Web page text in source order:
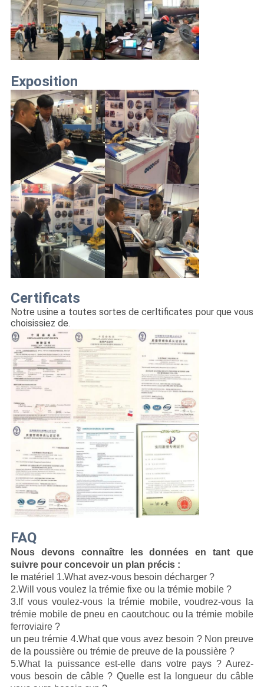
Exposition
Certificats
Notre usine a toutes sortes de cerltificates pour que vous
choisissiez de.
FAQ
Nous devons connaître
les données en tant que
suivre pour concevoir un plan précis :
le matériel 1.What avez-vous besoin décharger ?
2.Will vous voulez la trémie fixe ou la trémie mobile ?
3.If vous voulez-vous la trémie mobile, voudrez-vous la
trémie mobile de pneu en caoutchouc ou la trémie mobile
ferroviaire ?
un peu trémie 4.What que vous avez besoin ? Non preuve
de la poussière ou trémie de preuve de la poussière ?
5.What la puissance est-elle dans votre pays ? Aurez-
vous besoin de câble ? Quelle est la longueur du câble